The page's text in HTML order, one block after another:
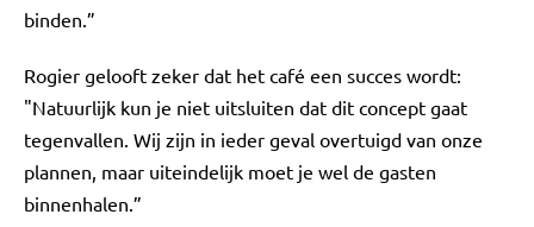
binden.”
Rogier gelooft zeker dat het café een succes wordt:
"Natuurlijk kun je niet uitsluiten dat dit concept gaat
tegenvallen. Wij zijn in ieder geval overtuigd van onze
plannen, maar uiteindelijk moet je wel de gasten
binnenhalen.”